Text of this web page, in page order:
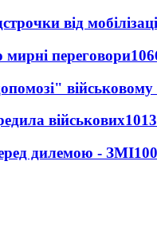
від
мирні переговори
військових
дилемою - ЗМІ